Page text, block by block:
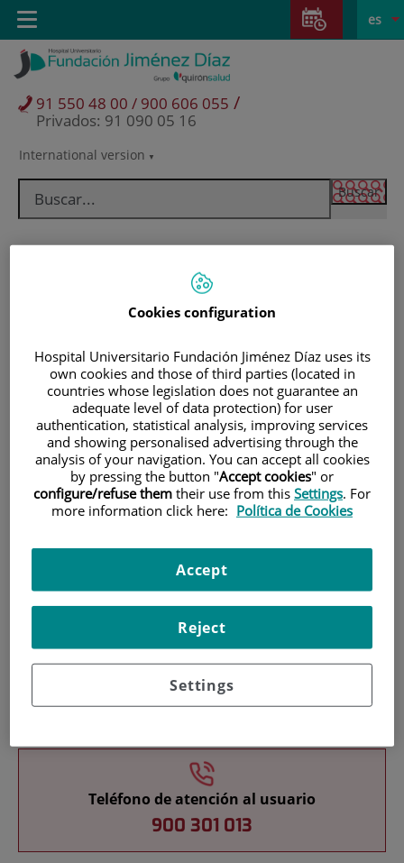
Saltar al contenido
Saltar
contenido
Selector
idioma
activo
es
International version
91 550 48 00 / 900 606 055 /
Privados: 91 090 05 16
Toggle
navigation
Pacientes y visitantes
Investigación
Docencia
Teléfono de atención al usuario
900 301 013
Cookies configuration
Hospital Universitario Fundación Jiménez Díaz uses its
own cookies and those of third parties (located in
countries whose legislation does not guarantee an
adequate level of data protection) for user
authentication, statistical analysis, improving services
and showing personalised advertising through the
analysis of your navigation. You can accept all cookies
by pressing the button "Accept cookies" or
configure/refuse them their use from this Settings. For
more information click here: Política de Cookies
Settings
Reject
Accept